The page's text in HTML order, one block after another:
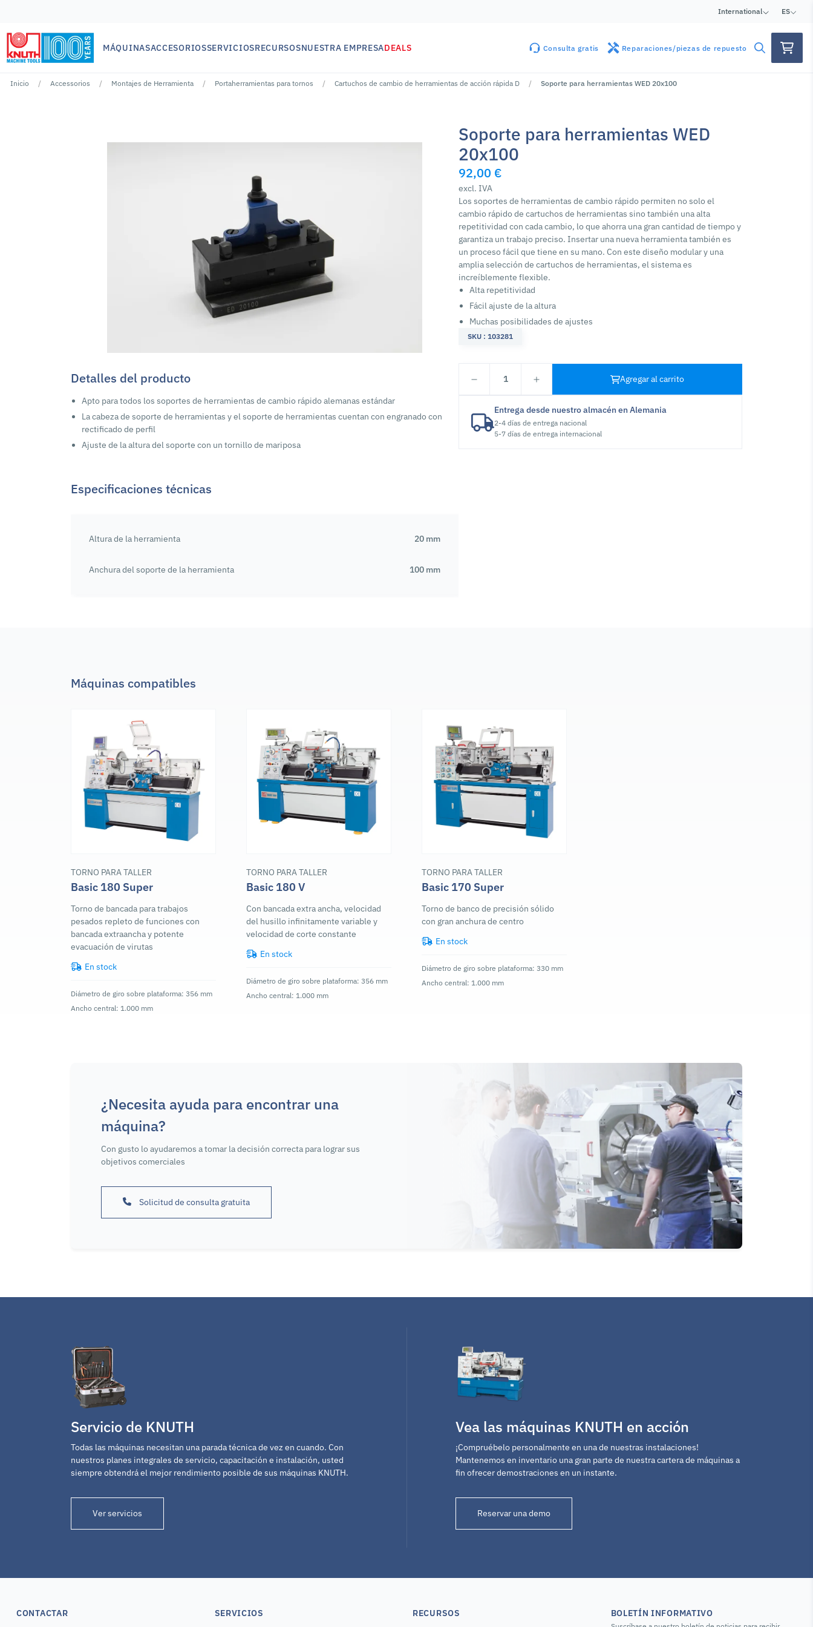
International ES
MÁQUINASACCESORIOSSERVICIOSRECURSOSNUESTRA EMPRESADEALS Consulta gratis Reparaciones/piezas de repuesto
Inicio Accessorios Montajes de Herramienta Portaherramientas para tornos Cartuchos de cambio de herramientas de acción rápida D Soporte para herramientas WED 20x100
Detalles del producto
Apto para todos los soportes de herramientas de cambio rápido alemanas estándar
La cabeza de soporte de herramientas y el soporte de herramientas cuentan con engranado con
rectificado de perfil
Ajuste de la altura del soporte con un tornillo de mariposa
Especificaciones técnicas
Altura de la herramienta 20 mm
Anchura del soporte de la herramienta 100 mm
Soporte para herramientas WED
20x100
92,00 €
excl. IVA
Los soportes de herramientas de cambio rápido permiten no solo el
cambio rápido de cartuchos de herramientas sino también una alta
repetitividad con cada cambio, lo que ahorra una gran cantidad de tiempo y
garantiza un trabajo preciso. Insertar una nueva herramienta también es
un proceso fácil que tiene en su mano. Con este diseño modular y una
amplia selección de cartuchos de herramientas, el sistema es
increíblemente flexible.
Alta repetitividad
Fácil ajuste de la altura
Muchas posibilidades de ajustes
SKU : 103281
1 Agregar al carrito
Entrega desde nuestro almacén en Alemania
2-4 días de entrega nacional
5-7 días de entrega internacional
Máquinas compatibles
TORNO PARA TALLER
Basic 180 Super
Torno de bancada para trabajos
pesados repleto de funciones con
bancada extraancha y potente
evacuación de virutas
En stock
Diámetro de giro sobre plataforma: 356 mm
Ancho central: 1.000 mm
TORNO PARA TALLER
Basic 180 V
Con bancada extra ancha, velocidad
del husillo infinitamente variable y
velocidad de corte constante
En stock
Diámetro de giro sobre plataforma: 356 mm
Ancho central: 1.000 mm
TORNO PARA TALLER
Basic 170 Super
Torno de banco de precisión sólido
con gran anchura de centro
En stock
Diámetro de giro sobre plataforma: 330 mm
Ancho central: 1.000 mm
¿Necesita ayuda para encontrar una
máquina?
Con gusto lo ayudaremos a tomar la decisión correcta para lograr sus
objetivos comerciales
Solicitud de consulta gratuita
Servicio de KNUTH
Todas las máquinas necesitan una parada técnica de vez en cuando. Con
nuestros planes integrales de servicio, capacitación e instalación, usted
siempre obtendrá el mejor rendimiento posible de sus máquinas KNUTH.
Ver servicios
Vea las máquinas KNUTH en acción
¡Compruébelo personalmente en una de nuestras instalaciones!
Mantenemos en inventario una gran parte de nuestra cartera de máquinas a
fin ofrecer demostraciones en un instante.
Reservar una demo
CONTACTAR SERVICIOS RECURSOS BOLETÍN INFORMATIVO